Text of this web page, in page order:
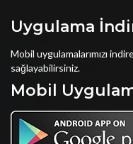
Uygulama
Mobil uygulamalarımızı
sağlayabilirsiniz.
Mobil